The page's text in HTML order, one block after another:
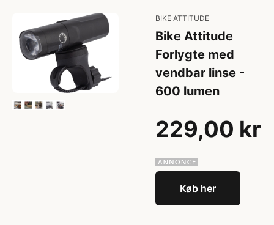
BIKE ATTITUDE
Bike Attitude
Forlygte med
vendbar linse -
600 lumen
229,00 kr
Køb her